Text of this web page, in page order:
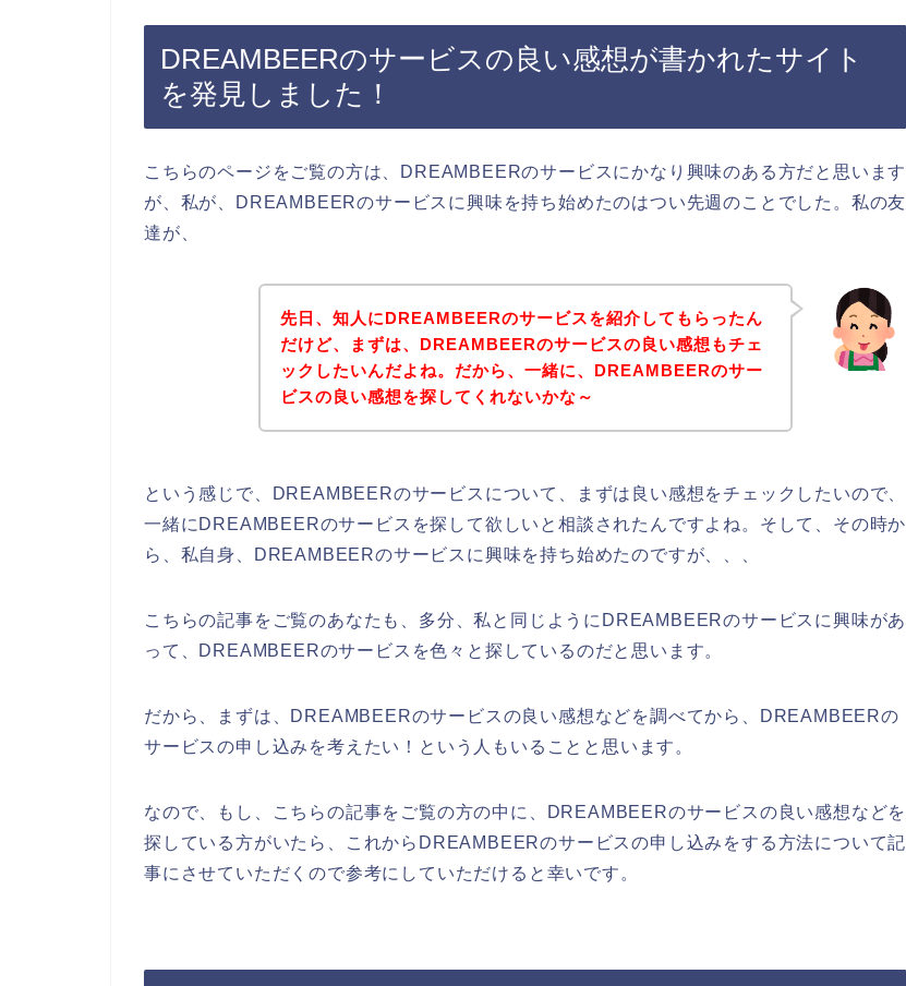
DREAMBEERのサービスの良い感想が書かれたサイト
を発見しました！
こちらのページをご覧の方は、DREAMBEERのサービスにかなり興味のある方だと思います
が、私が、DREAMBEERのサービスに興味を持ち始めたのはつい先週のことでした。私の友
達が、
先日、知人にDREAMBEERのサービスを紹介してもらったん
だけど、まずは、DREAMBEERのサービスの良い感想もチェ
ックしたいんだよね。だから、一緒に、DREAMBEERのサー
ビスの良い感想を探してくれないかな～
という感じで、DREAMBEERのサービスについて、まずは良い感想をチェックしたいので、
一緒にDREAMBEERのサービスを探して欲しいと相談されたんですよね。そして、その時か
ら、私自身、DREAMBEERのサービスに興味を持ち始めたのですが、、、
こちらの記事をご覧のあなたも、多分、私と同じようにDREAMBEERのサービスに興味があ
って、DREAMBEERのサービスを色々と探しているのだと思います。
だから、まずは、DREAMBEERのサービスの良い感想などを調べてから、DREAMBEERの
サービスの申し込みを考えたい！という人もいることと思います。
なので、もし、こちらの記事をご覧の方の中に、DREAMBEERのサービスの良い感想などを
探している方がいたら、これからDREAMBEERのサービスの申し込みをする方法について記
事にさせていただくので参考にしていただけると幸いです。